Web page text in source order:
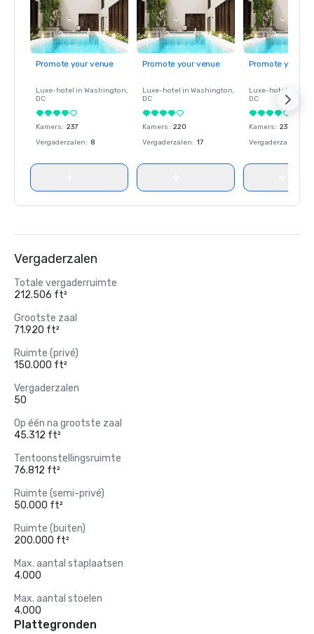
Promote your venue
Luxe-hotel in Washington,
DC
Kamers: 237
Vergaderzalen: 8
Promote your venue
Luxe-hotel in Washington,
DC
Kamers: 220
Vergaderzalen: 17
Promote your
Luxe-hotel in
DC
Kamers: 237
Vergaderzalen
Vergaderzalen
Totale vergaderruimte
212.506 ft²
Grootste zaal
71.920 ft²
Ruimte (privé)
150.000 ft²
Vergaderzalen
50
Op één na grootste zaal
45.312 ft²
Tentoonstellingsruimte
76.812 ft²
Ruimte (semi-privé)
50.000 ft²
Ruimte (buiten)
200.000 ft²
Max. aantal staplaatsen
4.000
Max. aantal stoelen
4.000
Plattegronden